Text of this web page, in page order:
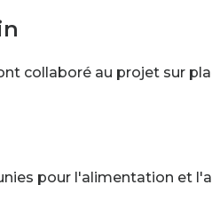
collaboré au projet sur
pour l'alimentation et